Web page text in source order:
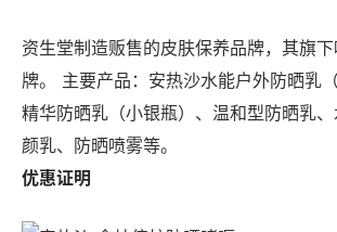
资生堂制造贩售的皮肤保养品牌，其旗
牌。 主要产品：安热沙水能户外防晒乳
精华防晒乳（小银瓶）、温和型防晒乳
颜乳、防晒喷雾等。
优惠证明